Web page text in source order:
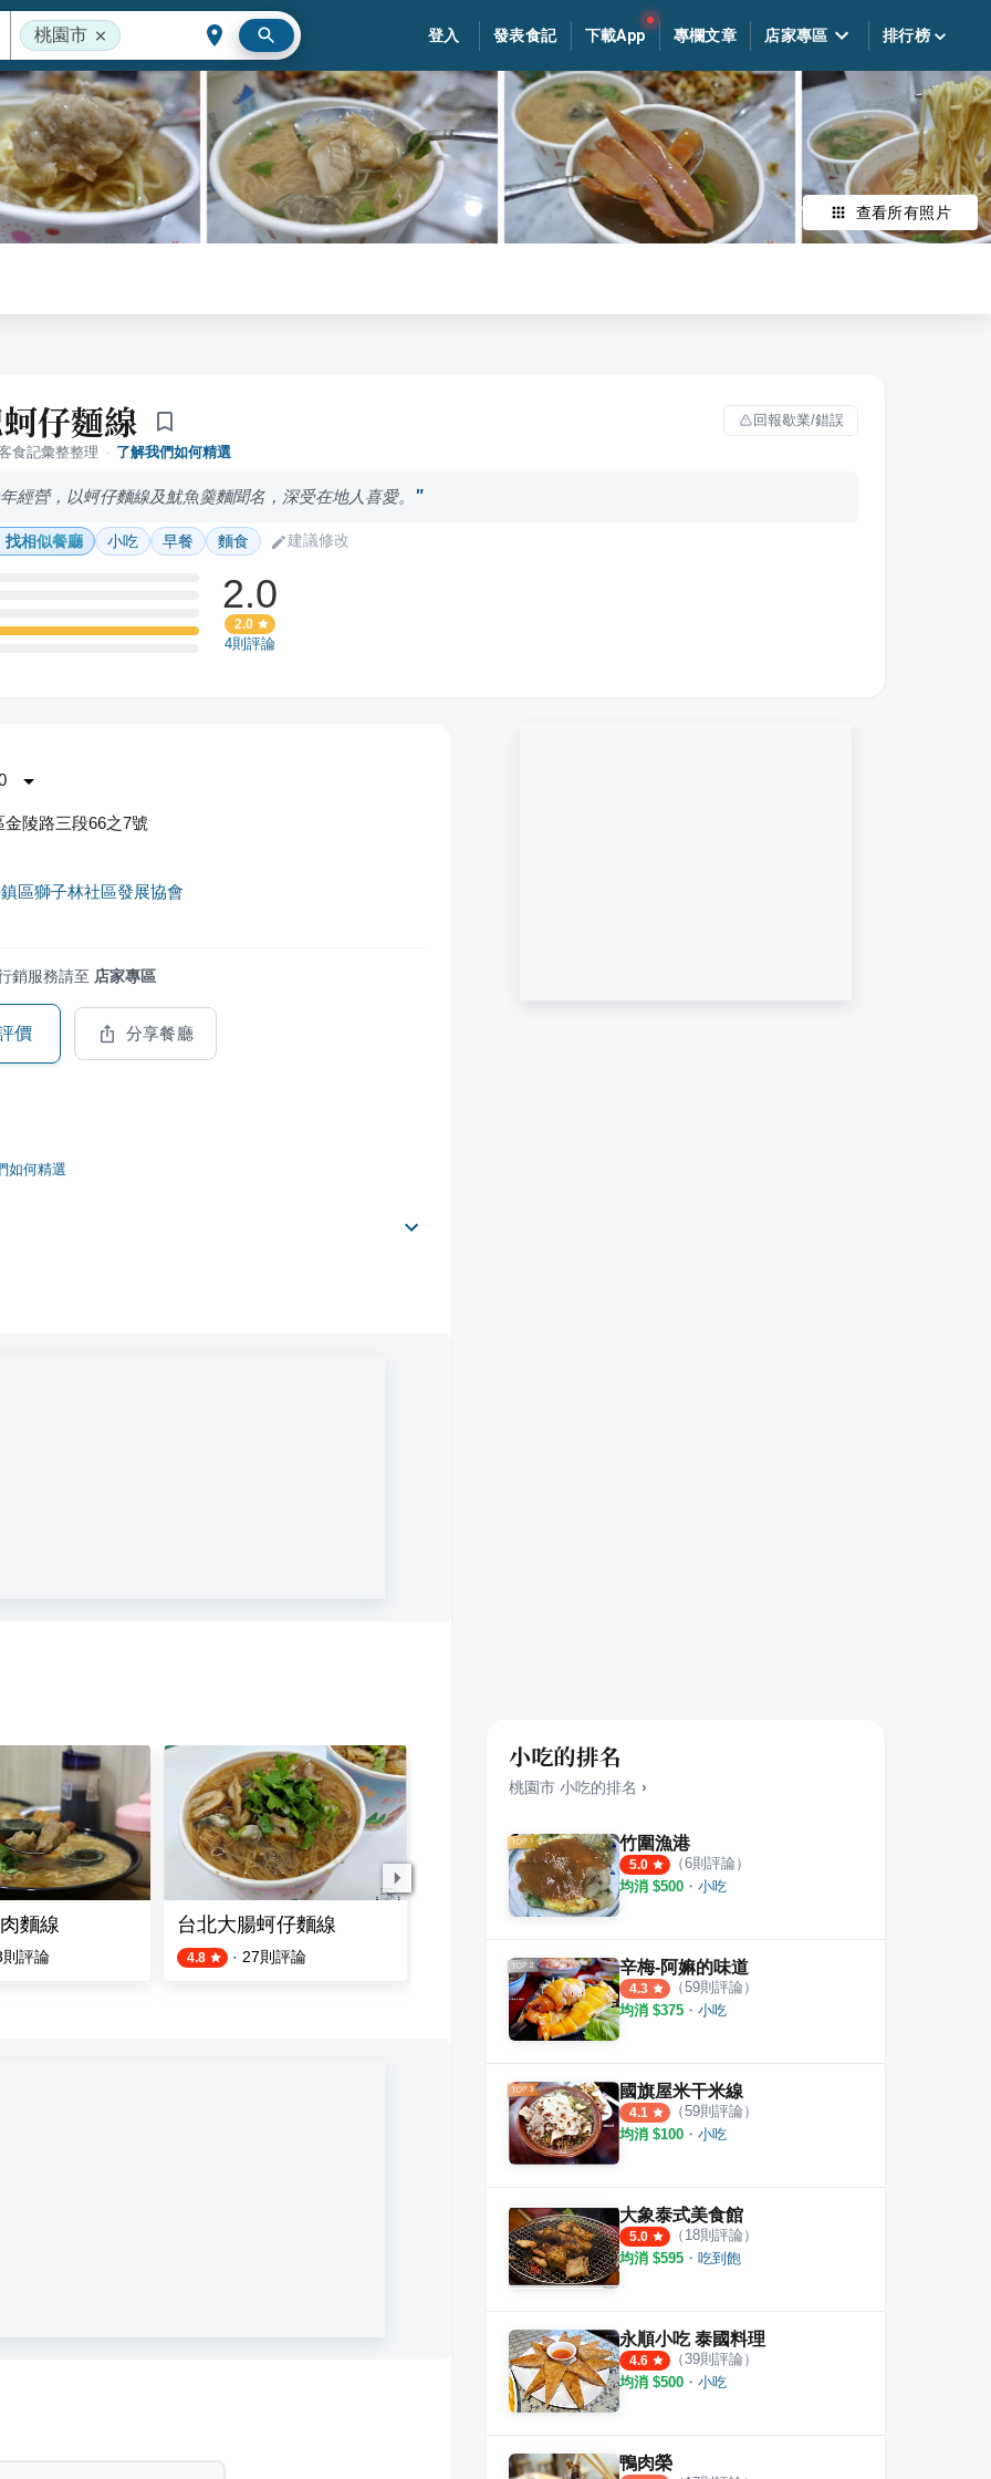
桃園市 登入 發表食記 下載App 專欄文章 店家專區 排行榜
查看所有照片
仔麵線
回報歇業/錯誤
食記彙整整理 · 了解我們如何精選
經營，以蚵仔麵線及魷魚羹麵聞名，深受在地人喜愛。
找相似餐廳 小吃 早餐 麵食 建議修改
2.0
2.0
4則評論
陵路三段66之7號
區獅子林社區發展協會
銷服務請至 店家專區
價 分享餐廳
如何精選
麵線
則評論
台北大腸蚵仔麵線
4.8 · 27則評論
極鱻 腸蚵專業麵線 甜不辣
3.0 ·
小吃的排名
桃園市 小吃的排名 ›
竹圍漁港
5.0 （6則評論）
均消 $500 ・ 小吃
辛梅-阿嫲的味道
4.3 （59則評論）
均消 $375 ・ 小吃
國旗屋米干米線
4.1 （59則評論）
均消 $100 ・ 小吃
大象泰式美食館
5.0 （ 18則評論）
均消 $595 ・ 吃到飽
永順小吃 泰國料理
4.6 （39則評論）
均消 $500 ・ 小吃
鴨肉榮